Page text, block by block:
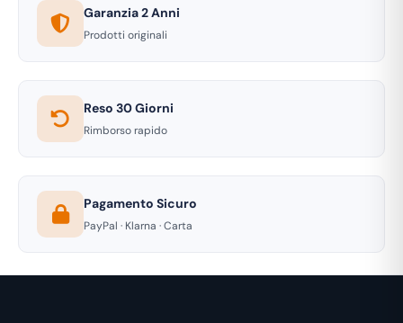
Garanzia 2 Anni
Prodotti originali
Reso 30 Giorni
Rimborso rapido
Pagamento Sicuro
PayPal · Klarna · Carta